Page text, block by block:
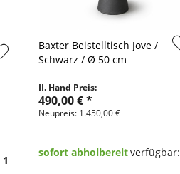
1
Baxter Beistelltisch Jove /
Schwarz / Ø 50 cm
II. Hand Preis:
490,00 €*
Neupreis: 1.450,00 €
sofort abholbereitverfügbar: